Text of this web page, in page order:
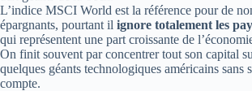
L’indice MSCI World est la référence pour de
épargnants, pourtant il ignore totalement les
qui représentent une part croissante de
On finit souvent par concentrer tout son capital
quelques géants technologiques américains sans
compte.